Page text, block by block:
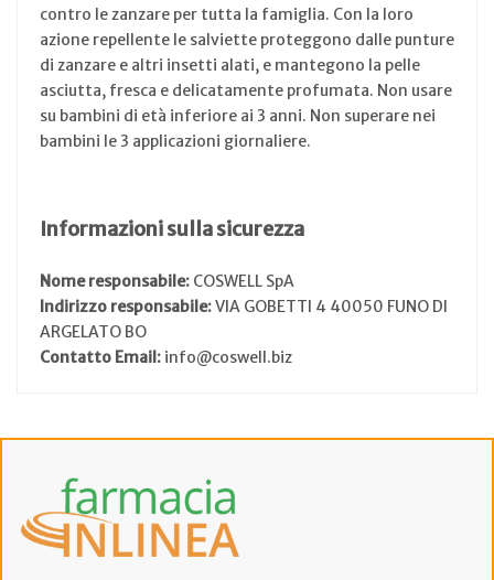
contro le zanzare per tutta la famiglia. Con la loro
azione repellente le salviette proteggono dalle punture
di zanzare e altri insetti alati, e mantegono la pelle
asciutta, fresca e delicatamente profumata. Non usare
su bambini di età inferiore ai 3 anni. Non superare nei
bambini le 3 applicazioni giornaliere.
Informazioni sulla sicurezza
Nome responsabile: COSWELL SpA
Indirizzo responsabile:VIA GOBETTI 4 40050 FUNO DI
ARGELATO BO
Contatto Email: info@coswell.biz